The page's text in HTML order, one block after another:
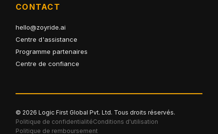
CONTACT
hello@zoyride.ai
Centre d'assistance
Programme partenaires
Centre de confiance
© 2026 Logic First Global Pvt. Ltd. Tous droits réservés.
Politique de confidentialitéConditions d'utilisation
Politique de remboursement